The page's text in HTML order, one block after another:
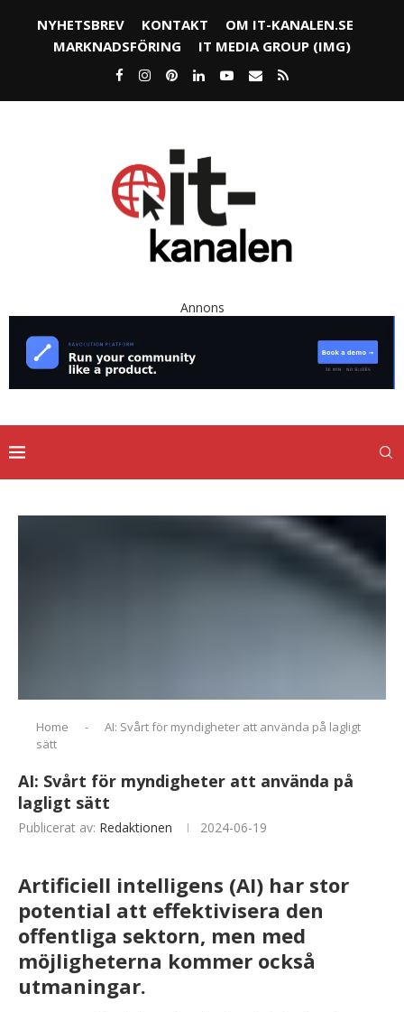
NYHETSBREV KONTAKT
OM IT-KANALEN.SE
MARKNADSFÖRING
IT MEDIA GROUP (IMG)
Annons
Home -
AI: Svårt för myndigheter att använda på lagligt
sätt
AI: Svårt för myndigheter att använda på
lagligt sätt
Publicerat av: Redaktionen 2024-06-19
Artificiell intelligens (AI) har stor
potential att effektivisera den
offentliga sektorn, men med
möjligheterna kommer också
utmaningar.